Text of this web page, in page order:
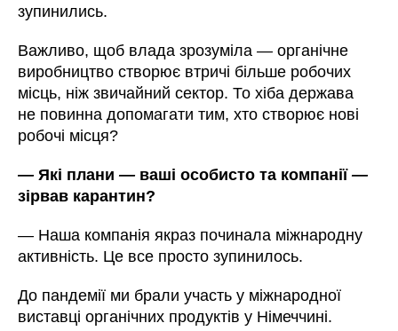
зупинились.
Важливо, щоб влада зрозуміла—органічне
виробництво створює втричі більше робочих
місць, ніж звичайний сектор. То хіба держава
не повинна допомагати тим, хто створює нові
робочі місця?
— Які плани— ваші особисто та компанії—
зірвав карантин?
— Наша компанія якраз починала міжнародну
активність. Це все просто зупинилось.
До пандемії ми брали участь у міжнародної
виставці органічних продуктів у Німеччині.